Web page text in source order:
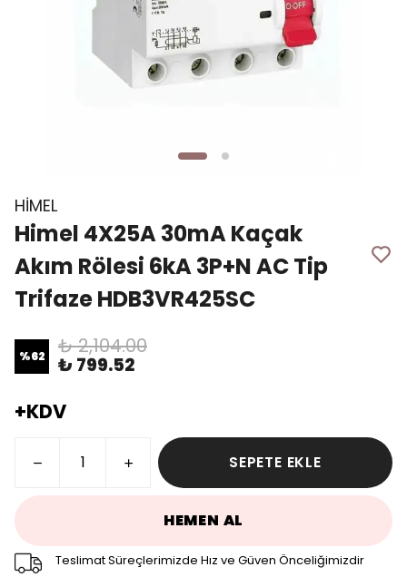
HİMEL
Himel 4X25A 30mA Kaçak
Akım Rölesi 6kA 3P+N AC Tip
Trifaze HDB3VR425SC
%62 ₺ 2,104.00
₺ 799.52
+KDV
SEPETE EKLE
HEMEN AL
Teslimat Süreçlerimizde Hız ve Güven Önceliğimizdir